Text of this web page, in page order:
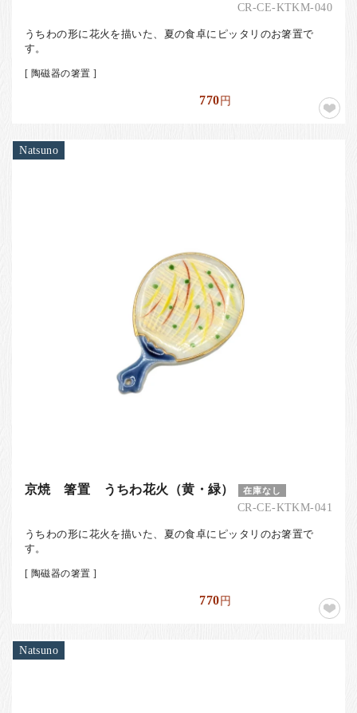
CR-CE-KTKM-040
うちわの形に花火を描いた、夏の食卓にピッタリのお箸置で
す。
[ 陶磁器の箸置 ]
770円
Natsuno
京焼 箸置 うちわ花火（黄・緑） 在庫なし
CR-CE-KTKM-041
うちわの形に花火を描いた、夏の食卓にピッタリのお箸置で
す。
[ 陶磁器の箸置 ]
770円
Natsuno